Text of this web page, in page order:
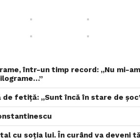
într-un timp record: „Nu mi-
fetiță: „Sunt încă în stare de
cu soția lui. În curând va deveni